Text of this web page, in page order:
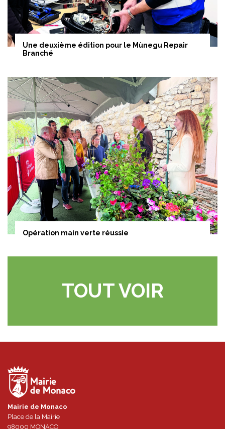
Une deuxième édition pour le Mùnegu Repair
Branché
Opération main verte réussie
TOUT VOIR
Mairie de Monaco
Place de la Mairie
98000 MONACO